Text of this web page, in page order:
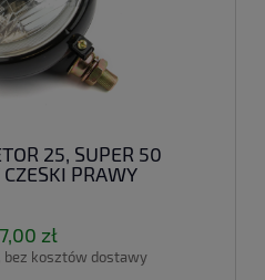
25, SUPER 50
PRAWY
zł
bez kosztów dostawy